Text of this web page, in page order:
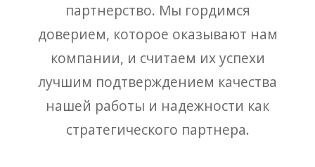
партнерство. Мы гордимся
доверием, которое оказывают нам
компании, и считаем их успехи
лучшим подтверждением качества
нашей работы и надежности как
стратегического партнера.